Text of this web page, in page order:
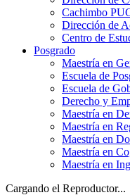
Cachimbo
Dirección de
Centro de
Posgrado
Maestría en
Escuela de
Escuela de
Derecho y
Maestría en
Maestría en
Maestría en
Maestría en
Maestría en
Cargando el Reproductor...